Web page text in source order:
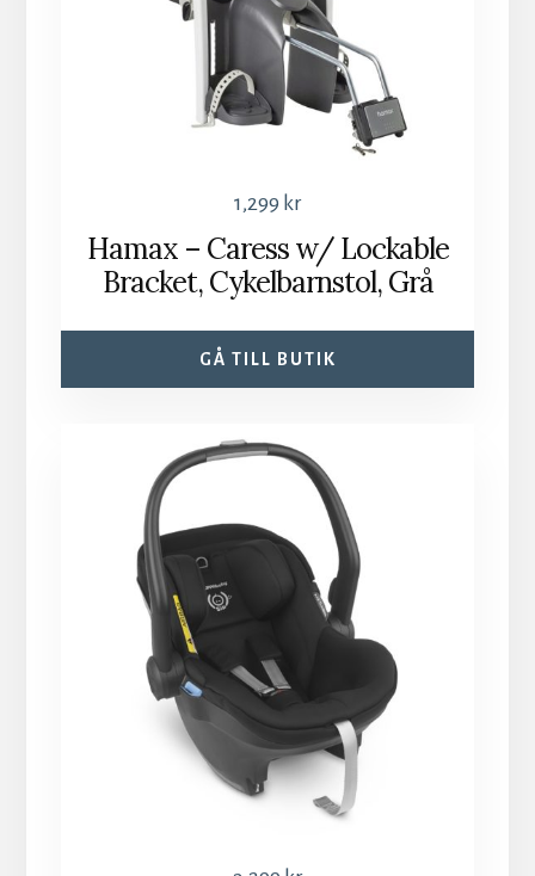
1,299 kr
Hamax – Caress w/ Lockable
Bracket, Cykelbarnstol, Grå
GÅ TILL BUTIK